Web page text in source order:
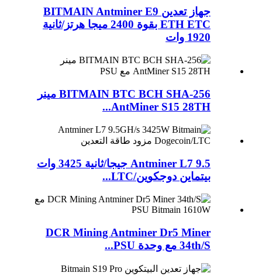
جهاز تعدين BITMAIN Antminer E9
ETH ETC بقوة 2400 ميجا هرتز/ثانية
1920 وات
BITMAIN BTC BCH SHA-256 مينر
AntMiner S15 28TH...
Antminer L7 9.5 جيجا/ثانية 3425 وات
بيتماين دوجكوين/LTC...
DCR Mining Antminer Dr5 Miner
34th/S مع وحدة PSU...